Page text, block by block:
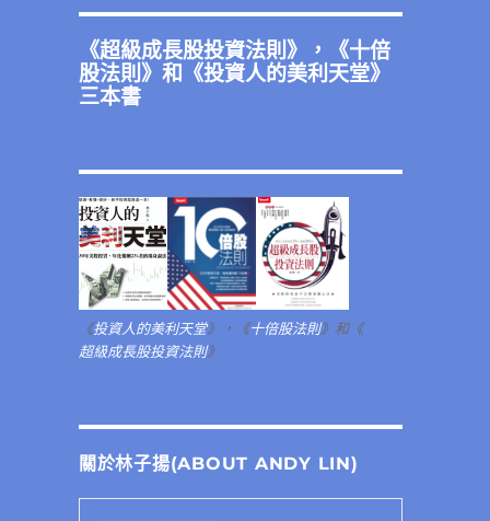
《超級成長股投資法則》，《十倍
股法則》和《投資人的美利天堂》
三本書
《投資人的美利天堂》，《十倍股法則》和《
超級成長股投資法則》
關於林子揚(ABOUT ANDY LIN)